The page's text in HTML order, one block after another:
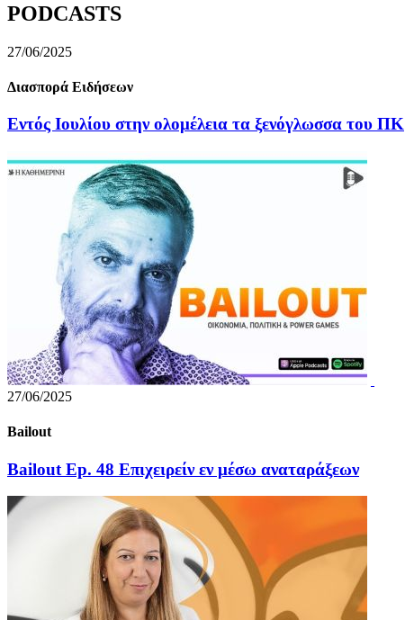
PODCASTS
27/06/2025
Διασπορά Ειδήσεων
Εντός Ιουλίου στην ολομέλεια τα ξενόγλωσσα του ΠΚ
27/06/2025
Bailout
Bailout Ep. 48 Επιχειρείν εν μέσω αναταράξεων